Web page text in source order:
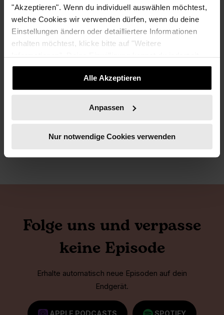
"Akzeptieren". Wenn du individuell auswählen möchtest,
welche Cookies wir verwenden dürfen, wenn du deine
Einstellungen ändern oder detailliertere Informationen
erhalten möchtest, klicke bitte auf "Weitere
Informationen". Deine Einwilligung kannst du jederzeit
widerrufen.
Alle Akzeptieren
Anpassen
Nur notwendige Cookies verwenden
Empowerment durch Kapital: Social Business Gründerin
Sara Nuru
NUSHU REDAKTION
Folge uns und verpasse
keine Episode
Erhalte automatisch neue Episoden auf dein
Endgerät.
APPLE PODCASTS SPOTIFY